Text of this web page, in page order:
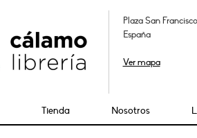
Plaza San
España
Ver mapa
Tienda Nosotros